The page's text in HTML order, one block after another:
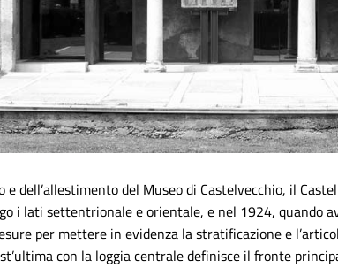
dell’allestimento del Museo di Castelvecchio, il
i lati settentrionale e orientale, e nel 1924,
per mettere in evidenza la stratificazione e
con la loggia centrale definisce il fronte